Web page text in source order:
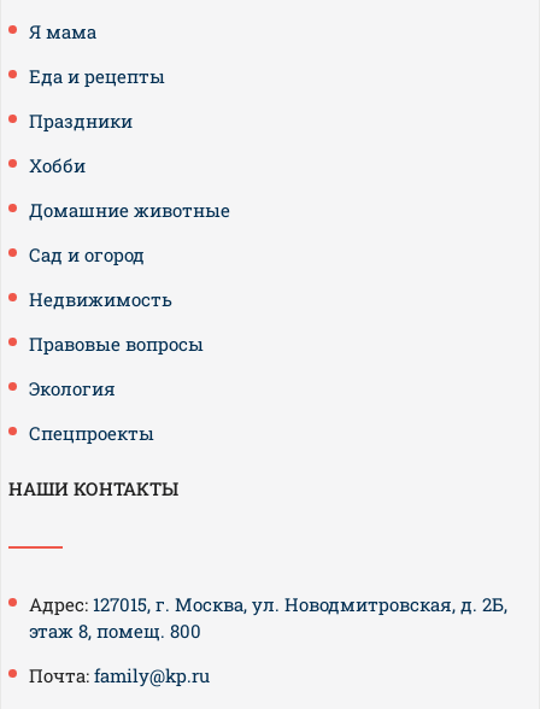
Я мама
Еда и рецепты
Праздники
Хобби
Домашние животные
Сад и огород
Недвижимость
Правовые вопросы
Экология
Спецпроекты
НАШИ КОНТАКТЫ
Адрес: 127015, г. Москва, ул. Новодмитровская, д. 2Б,
этаж 8, помещ. 800
Почта: family@kp.ru